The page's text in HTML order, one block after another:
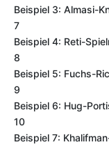
Beispiel 3: Almasi-
7
Beispiel 4: Reti-
8
Beispiel 5: Fuchs-
9
Beispiel 6: Hug-
10
Beispiel 7: